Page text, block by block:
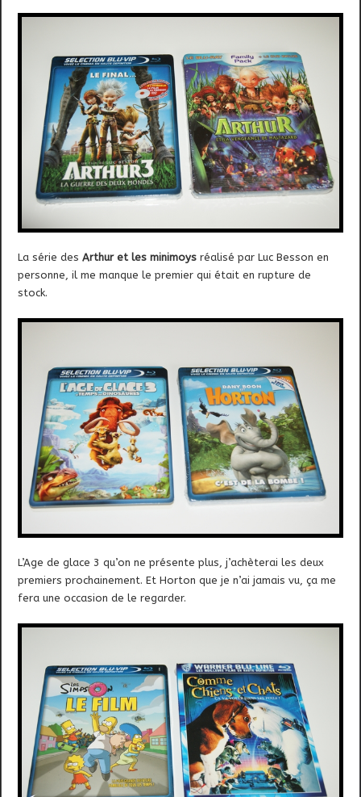
La série desArthur et les minimoys réalisé par Luc Besson en
personne, il me manque le premier qui était en rupture de
stock.
L’Age de glace 3 qu’on ne présente plus, j’achèterai les deux
premiers prochainement. Et Horton que je n’ai jamais vu, ça me
fera une occasion de le regarder.